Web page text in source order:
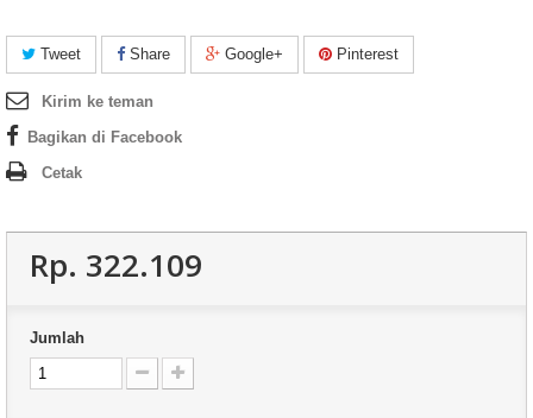
Tweet Share Google+ Pinterest
Kirim ke teman
Bagikan di Facebook
Cetak
Rp‎. 322.109
Jumlah